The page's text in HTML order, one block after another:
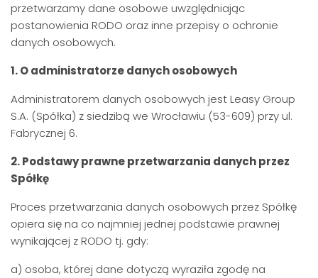
przetwarzamy dane osobowe uwzględniając
postanowienia RODO oraz inne przepisy o ochronie
danych osobowych.
1. O administratorze danych osobowych
Administratorem danych osobowych jest Leasy Group
S.A. (Spółka) z siedzibą we Wrocławiu (53-609) przy ul.
Fabrycznej 6.
2. Podstawy prawne przetwarzania danych przez
Spółkę
Proces przetwarzania danych osobowych przez Spółkę
opiera się na co najmniej jednej podstawie prawnej
wynikającej z RODO tj. gdy:
a) osoba, której dane dotyczą wyraziła zgodę na